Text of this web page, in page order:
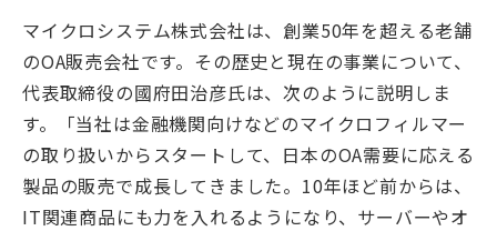
マイクロシステム株式会社は、創業50年を超える老舗
のOA販売会社です。その歴史と現在の事業について、
代表取締役の國府田治彦氏は、次のように説明しま
す。「当社は金融機関向けなどのマイクロフィルマー
の取り扱いからスタートして、日本のOA需要に応える
製品の販売で成長してきました。10年ほど前からは、
IT関連商品にも力を入れるようになり、サーバーやオ